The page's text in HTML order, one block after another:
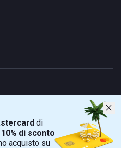
di
10% di sconto
acquisto su
48, 47923 Rimini (RN), IT -
al registro delle imprese di Rimini
Rimini (RN), IT
+39 0541 772375